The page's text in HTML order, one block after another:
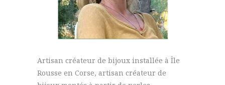
Artisan créateur de bijoux installée à Île
Rousse en Corse, artisan créateur de